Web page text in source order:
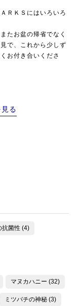
ＲＫＳにはいろいろ
たお盆の帰省でなく
で、これから少しず
お付き合いくださ
る
抗菌性 (4)
マヌカハニー (32)
ミツバチの神秘 (3)